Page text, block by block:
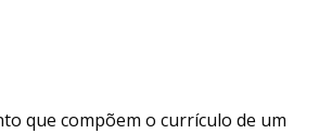
que compõem o currículo de um